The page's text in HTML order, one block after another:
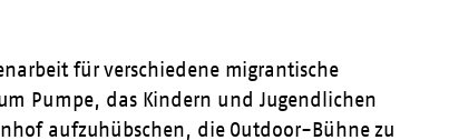
für verschiedene migrantische
Pumpe, das Kindern und Jugendlichen
aufzuhübschen, die Outdoor-Bühne zu